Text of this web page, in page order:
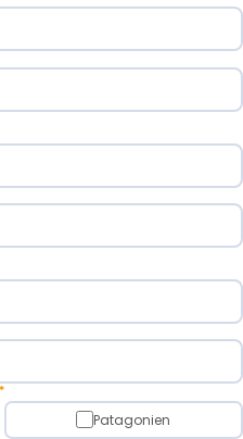
*
Patagonien